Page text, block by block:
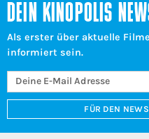
DEIN KINOPOLIS
Als erster über aktuelle
informiert sein.
FÜR DEN